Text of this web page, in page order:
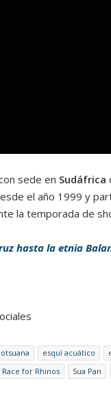
sede en Sudáfrica
el año 1999 y
la temporada de
hasta la etnia
esquí acuático
Race for Rhinos Sua Pan